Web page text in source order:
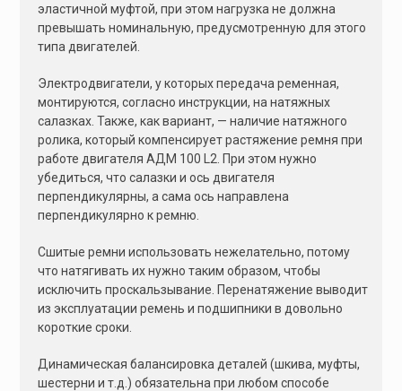
эластичной муфтой, при этом нагрузка не должна
превышать номинальную, предусмотренную для этого
типа двигателей.
Электродвигатели, у которых передача ременная,
монтируются, согласно инструкции, на натяжных
салазках. Также, как вариант, — наличие натяжного
ролика, который компенсирует растяжение ремня при
работе двигателя АДМ 100 L2. При этом нужно
убедиться, что салазки и ось двигателя
перпендикулярны, а сама ось направлена
перпендикулярно к ремню.
Сшитые ремни использовать нежелательно, потому
что натягивать их нужно таким образом, чтобы
исключить проскальзывание. Перенатяжение выводит
из эксплуатации ремень и подшипники в довольно
короткие сроки.
Динамическая балансировка деталей (шкива, муфты,
шестерни и т.д.) обязательна при любом способе